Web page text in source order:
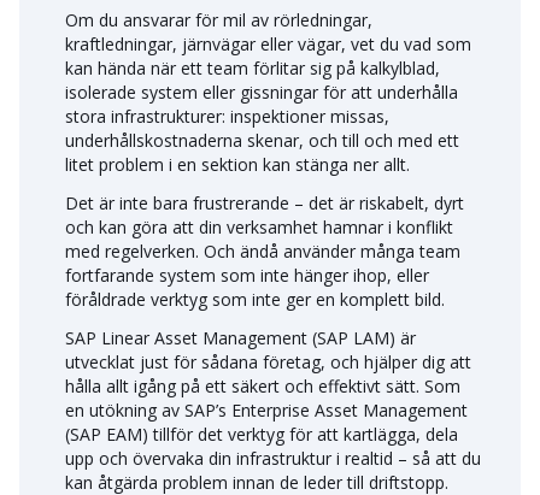
Om du ansvarar för mil av rörledningar,
kraftledningar, järnvägar eller vägar, vet du vad som
kan hända när ett team förlitar sig på kalkylblad,
isolerade system eller gissningar för att underhålla
stora infrastrukturer: inspektioner missas,
underhållskostnaderna skenar, och till och med ett
litet problem i en sektion kan stänga ner allt.
Det är inte bara frustrerande – det är riskabelt, dyrt
och kan göra att din verksamhet hamnar i konflikt
med regelverken. Och ändå använder många team
fortfarande system som inte hänger ihop, eller
föråldrade verktyg som inte ger en komplett bild.
SAP Linear Asset Management (SAP LAM) är
utvecklat just för sådana företag, och hjälper dig att
hålla allt igång på ett säkert och effektivt sätt. Som
en utökning av SAP’s Enterprise Asset Management
(SAP EAM) tillför det verktyg för att kartlägga, dela
upp och övervaka din infrastruktur i realtid – så att du
kan åtgärda problem innan de leder till driftstopp.